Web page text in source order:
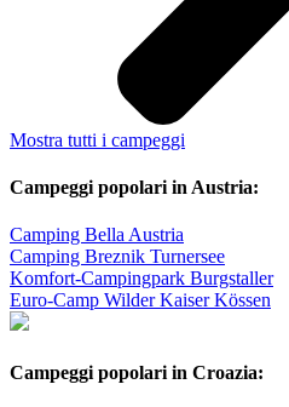
Mostra tutti i campeggi
Campeggi popolari in Austria:
Camping Bella Austria
Camping Breznik Turnersee
Komfort-Campingpark Burgstaller
Euro-Camp Wilder Kaiser Kössen
Campeggi popolari in Croazia: